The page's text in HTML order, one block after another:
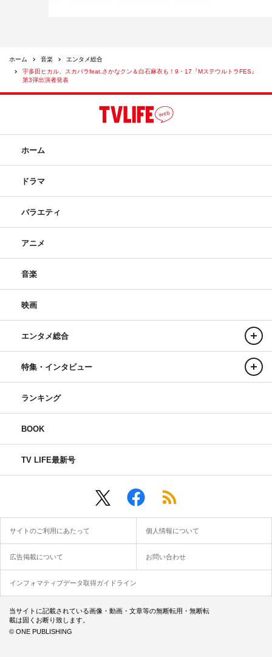
ホーム 音楽
エンタメ総合
宇多田ヒカル、スカパラfeat.さかなクン＆白石麻衣も！9・17『MステウルトラFES』
第3弾出演者発表
ホーム
ドラマ
バラエティ
アニメ
音楽
映画
エンタメ総合
特集・インタビュー
ランキング
BOOK
TV LIFE最新号
サイトのご利用にあたって 個人情報について
広告掲載について お問い合わせ
インフォマティブデータ取得ガイドライン
当サイトに記載されている画像・動画・文章等の無断転用・無断転
載は固くお断り致します。
© ONE PUBLISHING